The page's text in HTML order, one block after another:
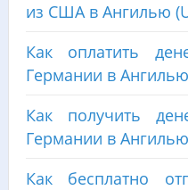
из США в Ангилью
Как оплатить
Германии в
Как получить
Германии в
Как бесплатно